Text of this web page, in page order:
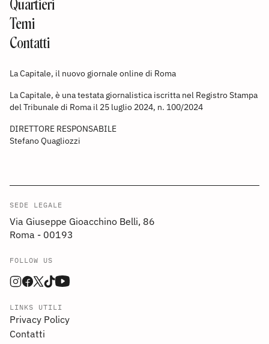
Quartieri
Temi
Contatti
La Capitale, il nuovo giornale online di Roma
La Capitale, è una testata giornalistica iscritta nel Registro Stampa
del Tribunale di Roma il 25 luglio 2024, n. 100/2024
DIRETTORE RESPONSABILE
Stefano Quagliozzi
SEDE LEGALE
Via Giuseppe Gioacchino Belli, 86
Roma - 00193
FOLLOW US
LINKS UTILI
Privacy Policy
Contatti